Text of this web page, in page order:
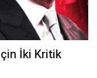
İki Kritik